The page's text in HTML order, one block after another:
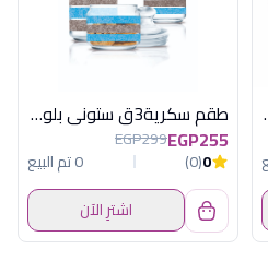
علبة
طقم سكرية3ق ستونى بلو×جراى لومينارك امار
EGP255
EGP299
0
(0)
0 تم البيع
اشترِ الآن